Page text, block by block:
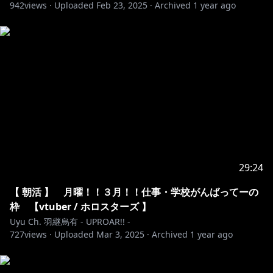
942views · Uploaded Feb 23, 2025 · Archived 1 year ago
29:24
【 朝活 】 月曜！！３月！！仕事・学校がんばってーの
枠 【vtuber / ホロスターズ 】
Uyu Ch. 羽継烏有 - UPROAR!! -
727views · Uploaded Mar 3, 2025 · Archived 1 year ago